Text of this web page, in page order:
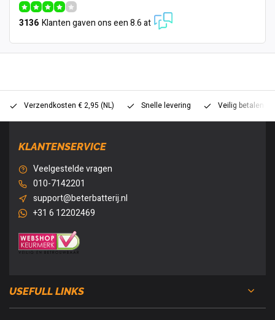
3136 Klanten gaven ons een 8.6 at
Verzendkosten € 2,95 (NL) Snelle levering Veilig betalen
KLANTENSERVICE
Veelgestelde vragen
010-7142201
support@beterbatterij.nl
+31 6 12202469
USEFULL LINKS